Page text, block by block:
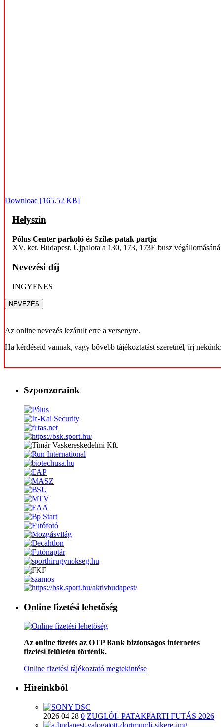
Download [165.52 KB]
Helyszín
Pólus Center parkoló és Szilas patak partja
XV. ker. Budapest, Újpalota a 130, 173, 173E busz
Nevezési díj
INGYENES
Az online nevezés lezárult erre a versenyre.
Ha kérdéseid vannak, vagy bővebb tájékoztatást szeretnél, írj
Szponzoraink
Online fizetési lehetőség
Az online fizetés az OTP Bank biztonságos internetes
fizetési felületén történik.
Online fizetési tájékoztató megtekintése
Híreinkból
2026 04 28 0 ZUGLÓI- PATAKPARTI FUTÁS 2026